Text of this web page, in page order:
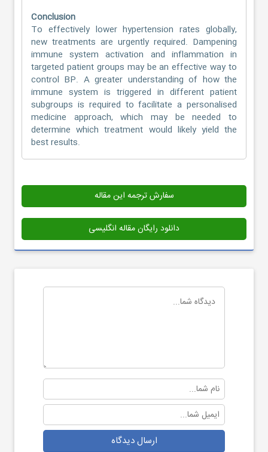
Conclusion
To effectively lower hypertension rates globally,
new treatments are urgently required. Dampening
immune system activation and inflammation in
targeted patient groups may be an effective way to
control BP. A greater understanding of how the
immune system is triggered in different patient
subgroups is required to facilitate a personalised
medicine approach, which may be needed to
determine which treatment would likely yield the
best results.
سفارش ترجمه این مقاله
دانلود رایگان مقاله انگلیسی
ارسال دیدگاه